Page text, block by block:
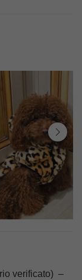
verificato) –